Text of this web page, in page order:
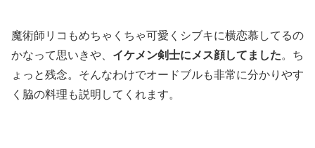
魔術師リコもめちゃくちゃ可愛くシブキに横恋慕してるの
かなって思いきや、 イケメン剣士にメス顔してました。ち
ょっと残念。そんなわけでオードブルも非常に分かりやす
く脇の料理も説明してくれます。